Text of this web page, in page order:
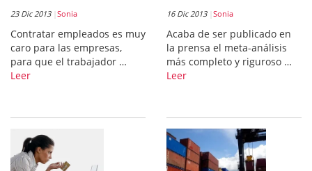
23 Dic 2013 Sonia
Contratar empleados es muy
caro para las empresas,
para que el trabajador …
Leer
16 Dic 2013 Sonia
Acaba de ser publicado en
la prensa el meta-análisis
más completo y riguroso …
Leer